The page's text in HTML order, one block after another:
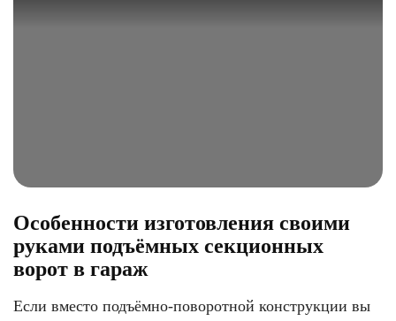
Особенности изготовления своими
руками подъёмных секционных
ворот в гараж
Если вместо подъёмно-поворотной конструкции вы